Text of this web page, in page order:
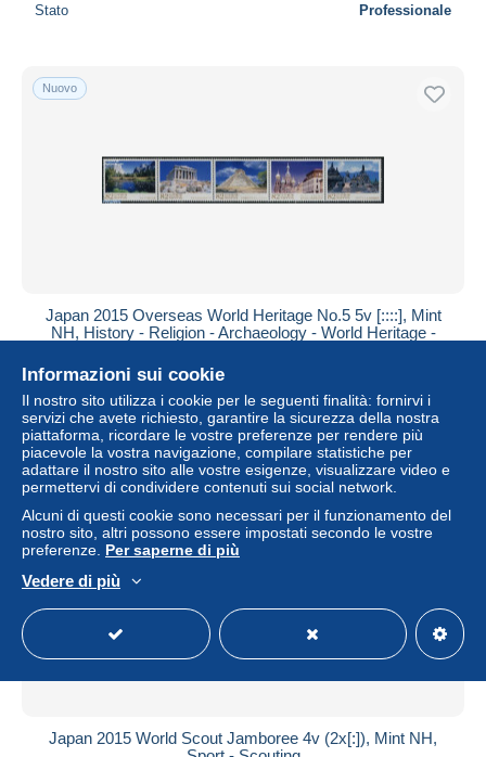
Stato Professionale
Nuovo
Japan 2015 Overseas World Heritage No.5 5v [::::], Mint
NH, History - Religion - Archaeology - World Heritage -
± 7,11 USD
Stato Professionale
Nuovo
Japan 2015 World Scout Jamboree 4v (2x[:]), Mint NH,
Informazioni sui cookie
Il nostro sito utilizza i cookie per le seguenti finalità: fornirvi i
servizi che avete richiesto, garantire la sicurezza della nostra
piattaforma, ricordare le vostre preferenze per rendere più
piacevole la vostra navigazione, compilare statistiche per
adattare il nostro sito alle vostre esigenze, visualizzare video e
permettervi di condividere contenuti sui social network.
Alcuni di questi cookie sono necessari per il funzionamento del
nostro sito, altri possono essere impostati secondo le vostre
preferenze. Per saperne di più
Vedere di più